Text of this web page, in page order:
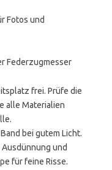
Fotos und
Federzugmesser
frei. Prüfe die
alle Materialien
bei gutem Licht.
und
für feine Risse.